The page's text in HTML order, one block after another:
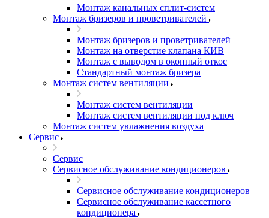
Монтаж канальных сплит-систем
Монтаж бризеров и проветривателей
Монтаж бризеров и проветривателей
Монтаж на отверстие клапана КИВ
Монтаж с выводом в оконный откос
Стандартный монтаж бризера
Монтаж систем вентиляции
Монтаж систем вентиляции
Монтаж систем вентиляции под ключ
Монтаж систем увлажнения воздуха
Сервис
Сервис
Сервисное обслуживание кондиционеров
Сервисное обслуживание кондиционеров
Сервисное обслуживание кассетного
кондиционера